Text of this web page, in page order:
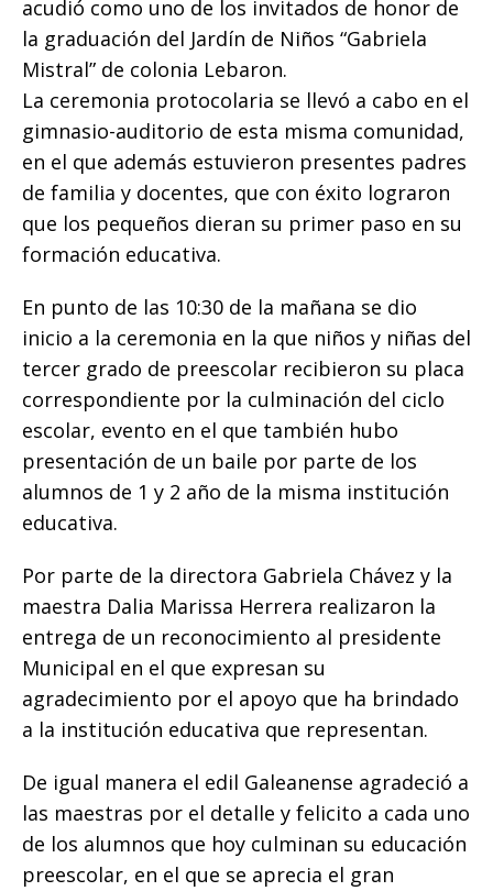
b
o
o
k
r A
p
p
n
g
e
r
Li
n
k
ar
r
acudió como uno de los invitados de honor de
la graduación del Jardín de Niños “Gabriela
Mistral” de colonia Lebaron.
La ceremonia protocolaria se llevó a cabo en el
gimnasio-auditorio de esta misma comunidad,
en el que además estuvieron presentes padres
de familia y docentes, que con éxito lograron
que los pequeños dieran su primer paso en su
formación educativa.
En punto de las 10:30 de la mañana se dio
inicio a la ceremonia en la que niños y niñas del
tercer grado de preescolar recibieron su placa
correspondiente por la culminación del ciclo
escolar, evento en el que también hubo
presentación de un baile por parte de los
alumnos de 1 y 2 año de la misma institución
educativa.
Por parte de la directora Gabriela Chávez y la
maestra Dalia Marissa Herrera realizaron la
entrega de un reconocimiento al presidente
Municipal en el que expresan su
agradecimiento por el apoyo que ha brindado
a la institución educativa que representan.
De igual manera el edil Galeanense agradeció a
las maestras por el detalle y felicito a cada uno
de los alumnos que hoy culminan su educación
preescolar, en el que se aprecia el gran